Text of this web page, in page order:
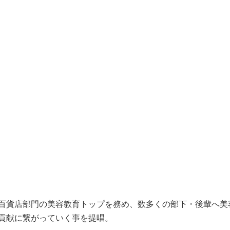
貨店部門の美容教育トップを務め、数多くの部下・後輩へ美
に繋がっていく事を提唱。